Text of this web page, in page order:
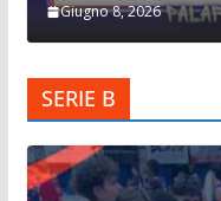
Giugno 8, 2026
SERIE B